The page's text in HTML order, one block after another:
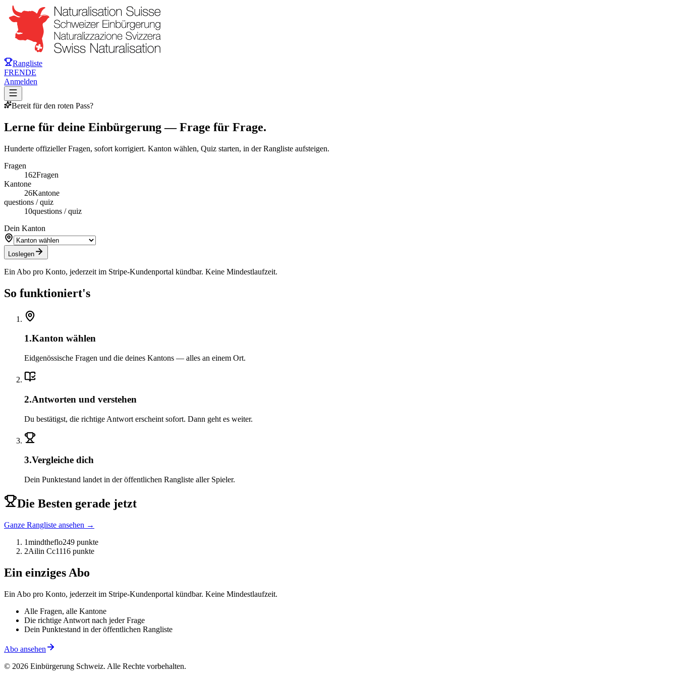
Rangliste
FRENDE
Anmelden
Bereit für den roten Pass?
Lerne für deine Einbürgerung — Frage für Frage.
Hunderte offizieller Fragen, sofort korrigiert. Kanton wählen, Quiz starten, in der Rangliste aufsteigen.
Fragen
162Fragen
Kantone
26Kantone
questions / quiz
10questions / quiz
Dein Kanton
Loslegen
Ein Abo pro Konto, jederzeit im Stripe-Kundenportal kündbar. Keine Mindestlaufzeit.
So funktioniert's
1.Kanton wählen
Eidgenössische Fragen und die deines Kantons — alles an einem Ort.
2.Antworten und verstehen
Du bestätigst, die richtige Antwort erscheint sofort. Dann geht es weiter.
3.Vergleiche dich
Dein Punktestand landet in der öffentlichen Rangliste aller Spieler.
Die Besten gerade jetzt
Ganze Rangliste ansehen →
1mindtheflo249 punkte
2Ailin Cc1116 punkte
Ein einziges Abo
Ein Abo pro Konto, jederzeit im Stripe-Kundenportal kündbar. Keine Mindestlaufzeit.
Alle Fragen, alle Kantone
Die richtige Antwort nach jeder Frage
Dein Punktestand in der öffentlichen Rangliste
Abo ansehen
© 2026 Einbürgerung Schweiz. Alle Rechte vorbehalten.